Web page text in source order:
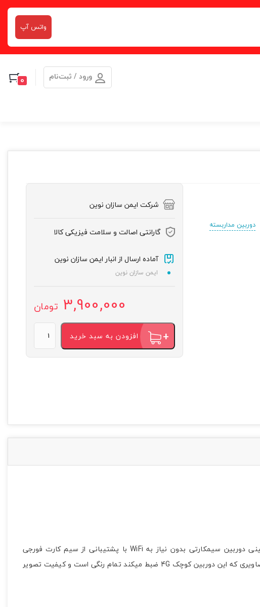
واتس آپ
ورود / ثبت‌نام 0
دوربین مداربسته
شرکت ایمن سازان نوین
گارانتی اصالت و سلامت فیزیکی کالا
آماده ارسال از انبار ایمن سازان نوین
ایمن سازان نوین
3,900,000 تومان
افزودن به سبد خرید
دوربین مکعبی سیمکارتی UBOX یک دوربین سیم کارتی کوچک با طراحی منحصر به فرد جذاب و با کیفیت بالا میباشد. این مینی دوربین سیمکارتی بدون نیاز به WiFi با پشتیبانی از سیم کارت فورجی
دسترسی آسانی را برای کاربران ایجاد کرده است. ابعاد کوچک و کیفیت بالای این محصول باعث شده طرفداران زیادی داشته باشد. تصاویری که این دوربین کوچک 4G ضبط میکند تمام رنگی است و کیفیت تصویر